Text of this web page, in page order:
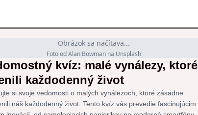
Obrázok sa načítava...
Foto od Alan Bowman na Unsplash
kvíz: malé vynálezy, ktoré
každodenný život
si svoje vedomosti o malých vynálezoch, ktoré zásadne
náš každodenný život. Tento kvíz vás prevedie fascinujúcim